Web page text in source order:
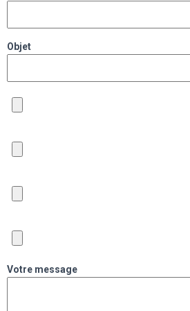
Objet
Votre message